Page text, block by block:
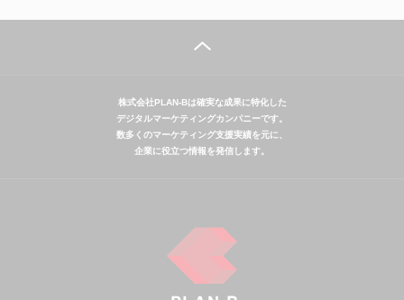
株式会社PLAN-Bは確実な成果に特化した
デジタルマーケティングカンパニーです。
数多くのマーケティング支援実績を元に、
企業に役立つ情報を発信します。